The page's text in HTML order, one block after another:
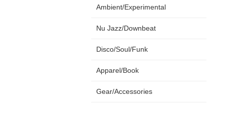
Ambient/Experimental
Nu Jazz/Downbeat
Disco/Soul/Funk
Apparel/Book
Gear/Accessories